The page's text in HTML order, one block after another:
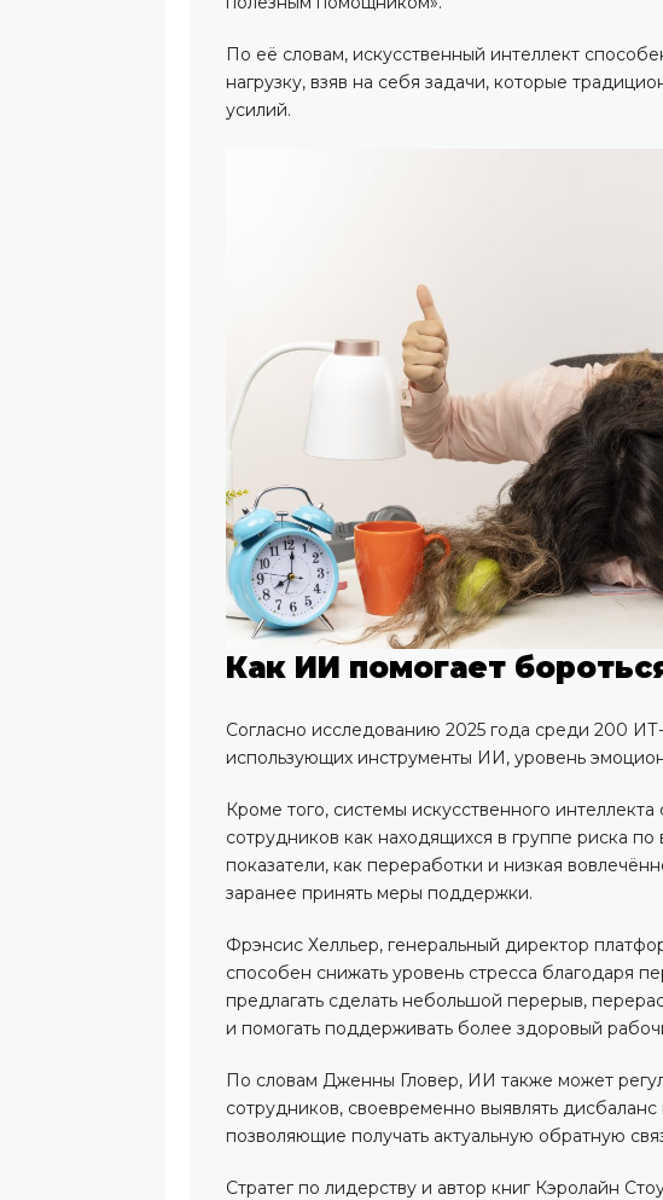
По её словам, искусственный интеллект
нагрузку, взяв на себя задачи, которые
усилий.
Как ИИ помогает
Согласно исследованию 2025 года среди 200
использующих инструменты ИИ, уровень
Кроме того, системы искусственного
сотрудников как находящихся в группе риска
показатели, как переработки и низкая
заранее принять меры поддержки.
Фрэнсис Хелльер, генеральный директор
способен снижать уровень стресса благодаря
предлагать сделать небольшой перерыв,
и помогать поддерживать более здоровый
По словам Дженны Гловер, ИИ также может
сотрудников, своевременно выявлять
позволяющие получать актуальную обратную
Стратег по лидерству и автор книг Кэролайн